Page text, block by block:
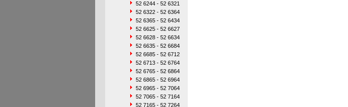
52 6244 - 52 6321
52 6322 - 52 6364
52 6365 - 52 6434
52 6625 - 52 6627
52 6628 - 52 6634
52 6635 - 52 6684
52 6685 - 52 6712
52 6713 - 52 6764
52 6765 - 52 6864
52 6865 - 52 6964
52 6965 - 52 7064
52 7065 - 52 7164
52 7165 - 52 7264